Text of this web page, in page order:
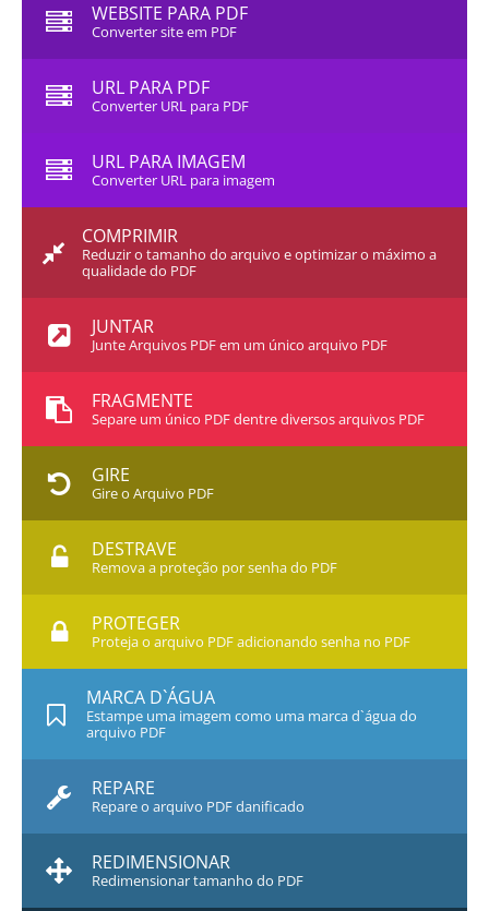
WEBSITE PARA PDF
Converter site em PDF
URL PARA PDF
Converter URL para PDF
URL PARA IMAGEM
Converter URL para imagem
COMPRIMIR
Reduzir o tamanho do arquivo e optimizar o máximo a
qualidade do PDF
JUNTAR
Junte Arquivos PDF em um único arquivo PDF
FRAGMENTE
Separe um único PDF dentre diversos arquivos PDF
GIRE
Gire o Arquivo PDF
DESTRAVE
Remova a proteção por senha do PDF
PROTEGER
Proteja o arquivo PDF adicionando senha no PDF
MARCA D`ÁGUA
Estampe uma imagem como uma marca d`água do
arquivo PDF
REPARE
Repare o arquivo PDF danificado
REDIMENSIONAR
Redimensionar tamanho do PDF